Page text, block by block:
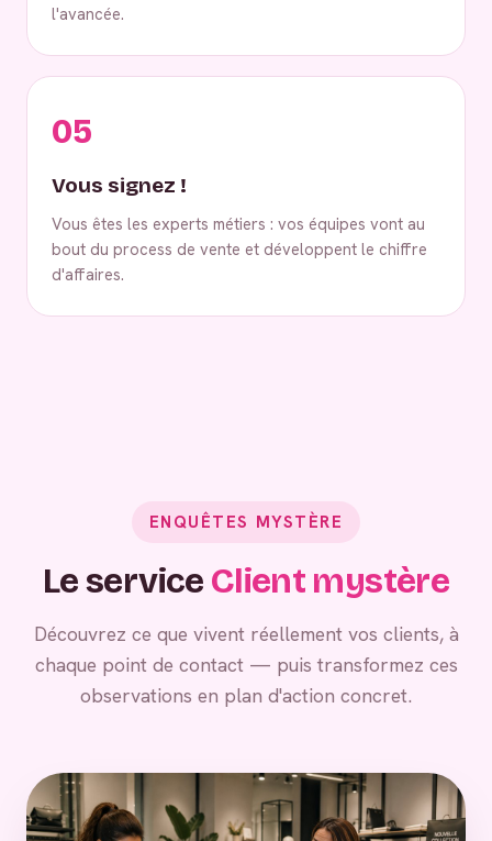
l'avancée.
05
Vous signez !
Vous êtes les experts métiers : vos équipes vont au
bout du process de vente et développent le chiffre
d'affaires.
ENQUÊTES MYSTÈRE
Le service Client mystère
Découvrez ce que vivent réellement vos clients, à
chaque point de contact — puis transformez ces
observations en plan d'action concret.